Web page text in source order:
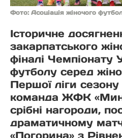
Фото: Асоціація жіночого
Історичне
закарпатського
фіналі Чемпіонату
футболу серед
Першої ліги
команда ЖФК
срібні нагороди,
драматичному
«Погорина» з